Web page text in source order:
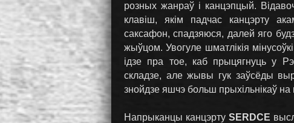
розных жанраў і канцэпцый.
клавіш, якім падчас канцэрту
саксафон, спадзяюся, далей яго
жыўцом. Увогуле шматлікія
ідзе пра тое, каб прыцягнуць у
складзе, але жывы гук заўсёды
знойдзе яшчэ больш прыхільнікаў на
Напрыканцы канцэрту SERDCE